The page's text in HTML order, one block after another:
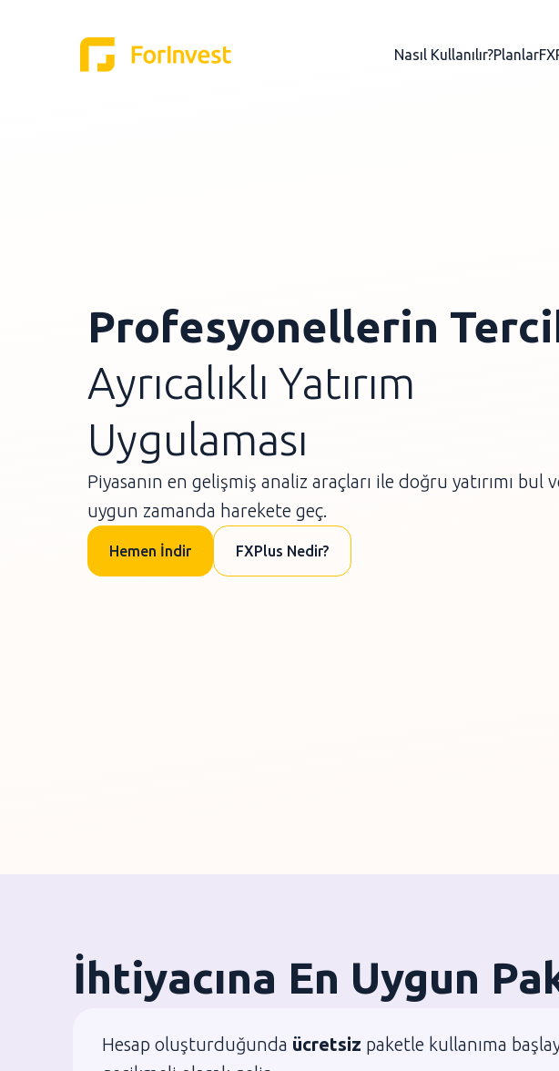
Nasıl Kullanılır?Planlar
Profesyonellerin
Ayrıcalıklı Yatırım
Uygulaması
Piyasanın en gelişmiş analiz araçları ile doğru yatırımı bul
uygun zamanda harekete geç.
Hemen İndir FXPlus Nedir?
İhtiyacına En Uygun
Hesap oluşturduğunda ücretsiz paketle kullanıma